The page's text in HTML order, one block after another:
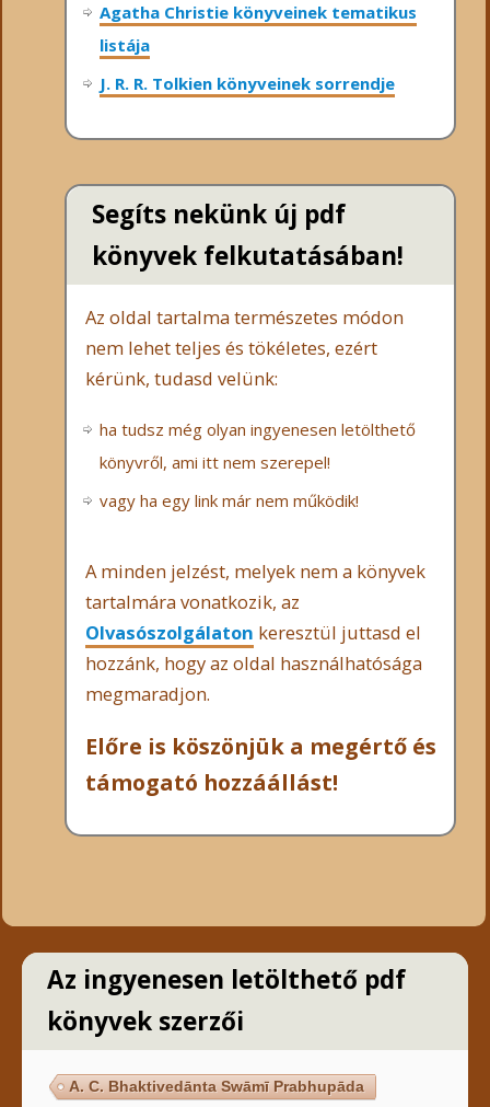
Agatha Christie könyveinek tematikus
listája
J. R. R. Tolkien könyveinek sorrendje
Segíts nekünk új pdf
könyvek felkutatásában!
Az oldal tartalma természetes módon
nem lehet teljes és tökéletes, ezért
kérünk, tudasd velünk:
ha tudsz még olyan ingyenesen letölthető
könyvről, ami itt nem szerepel!
vagy ha egy link már nem működik!
A minden jelzést, melyek nem a könyvek
tartalmára vonatkozik, az
Olvasószolgálaton keresztül juttasd el
hozzánk, hogy az oldal használhatósága
megmaradjon.
Előre is köszönjük a megértő és
támogató hozzáállást!
Az ingyenesen letölthető pdf
könyvek szerzői
A. C. Bhaktivedānta Swāmī Prabhupāda